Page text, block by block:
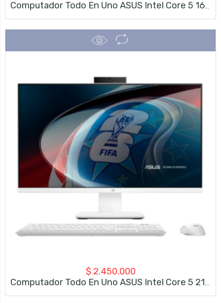
Computador Todo En Uno ASUS Intel Core 5 16GB RAM 512GB SSD 27″ FHD Sandstone White
$ 2.450.000